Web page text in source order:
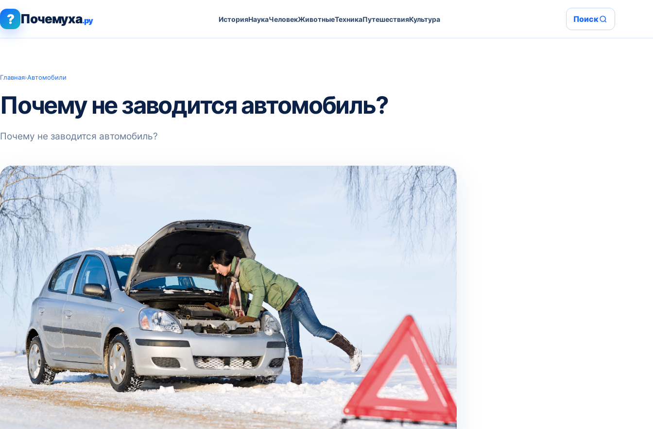
? Почемуха.ру ИсторияНаукаЧеловекЖивотныеТехникаПутешествияКультура Поиск
Главная›Автомобили
Почему не заводится автомобиль?
Почему не заводится автомобиль?